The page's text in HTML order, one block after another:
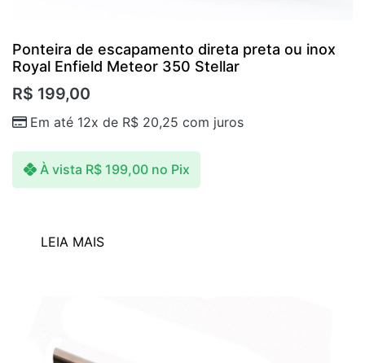
Ponteira de escapamento direta preta ou inox
Royal Enfield Meteor 350 Stellar
R$ 199,00
Em até 12x de R$ 20,25 com juros
À vista R$199,00 no Pix
LEIA MAIS